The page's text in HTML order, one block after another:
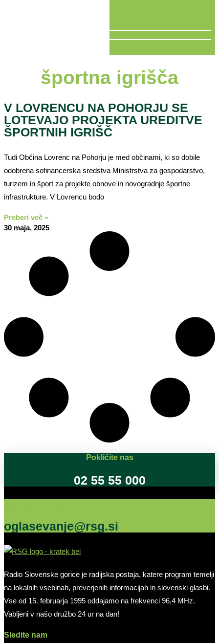
športna igrišča
V LOVRENCU NA POHORJU SE
LOTEVAJO PROJEKTA UREDITVE
ŠPORTNIH IGRIŠČ
Tudi Občina Lovrenc na Pohorju je med občinami, ki so dobile
odobrena sofinancerska sredstva Ministrstva za gospodarstvo,
turizem in šport za projekte obnove in novogradnje športne
infrastrukture. V Lovrencu bodo
Preberi več »
30 maja, 2025
Pokličite nas
02 55 55 000
oglasevanje@rsg.si
Radio Slovenske gorice je radijska postaja, katere program temelji
na lokalnih vsebinah, preverjenih informacijah in slovenski glasbi.
Vse od 15. februarja 1995 oddajamo na frekvenci 96,4 MHz.
Vabljeni v našo družbo 24 ur na dan!
Sledite nam